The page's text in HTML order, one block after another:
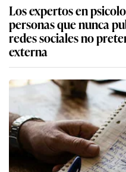
Los expertos en
personas que nunca
redes sociales no
externa